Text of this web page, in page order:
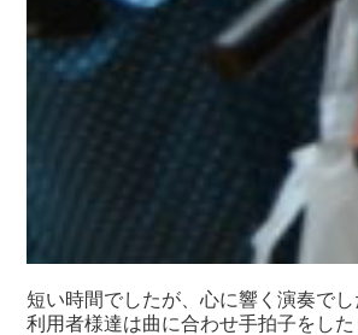
短い時間でしたが、心に響く演奏でし
利用者様達は曲に合わせ手拍子をし